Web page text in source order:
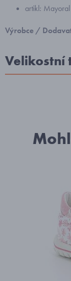
artikl:
Výrobce /
Velikostní